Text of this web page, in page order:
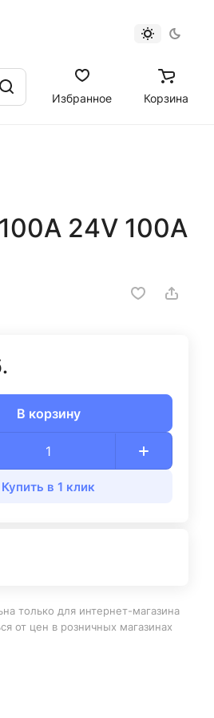
Избранное
Корзина
24V 100A
В корзину
Купить в 1 клик
только для интернет-магазина
от цен в розничных магазинах